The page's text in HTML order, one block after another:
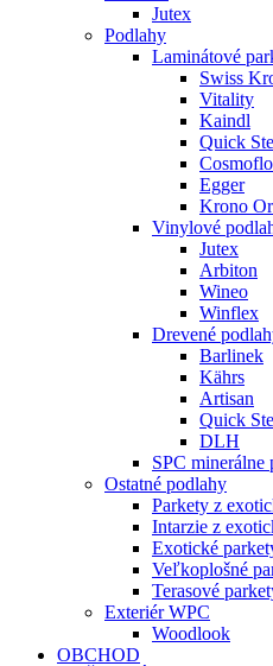
Jutex
Podlahy
Laminátové
Swiss
Vitality
Kaindl
Quick
Egger
Krono
Vinylové
Jutex
Arbiton
Wineo
Winflex
Drevené
Barlinek
Kährs
Artisan
Quick
DLH
SPC minerálne
Ostatné podlahy
Parkety z
Intarzie z
Exotické
Veľkoplošné
Terasové
Exteriér WPC
Woodlook
OBCHOD